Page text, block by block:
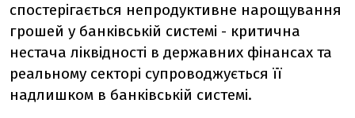
спостерігається непродуктивне нарощування
грошей у банківській системі - критична
нестача ліквідності в державних фінансах та
реальному секторі супроводжується її
надлишком в банківській системі.